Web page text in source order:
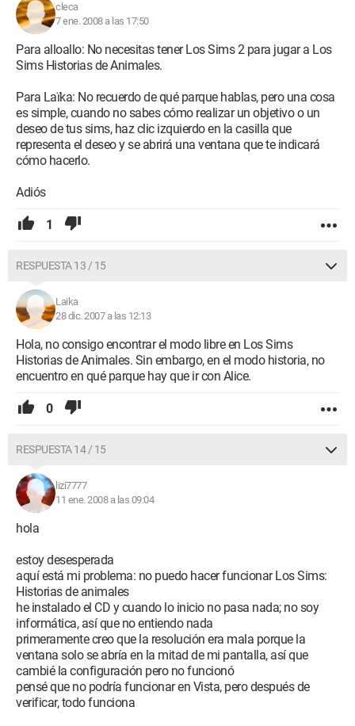
cleca
7 ene. 2008 a las 17:50
Para alloallo: No necesitas tener Los Sims 2 para jugar a Los
Sims Historias de Animales.
Para Laïka: No recuerdo de qué parque hablas, pero una cosa
es simple, cuando no sabes cómo realizar un objetivo o un
deseo de tus sims, haz clic izquierdo en la casilla que
representa el deseo y se abrirá una ventana que te indicará
cómo hacerlo.
Adiós
1
RESPUESTA 13 / 15
Laika
28 dic. 2007 a las 12:13
Hola, no consigo encontrar el modo libre en Los Sims
Historias de Animales. Sin embargo, en el modo historia, no
encuentro en qué parque hay que ir con Alice.
0
RESPUESTA 14 / 15
lizi7777
11 ene. 2008 a las 09:04
hola
estoy desesperada
aquí está mi problema: no puedo hacer funcionar Los Sims:
Historias de animales
he instalado el CD y cuando lo inicio no pasa nada; no soy
informática, así que no entiendo nada
primeramente creo que la resolución era mala porque la
ventana solo se abría en la mitad de mi pantalla, así que
cambié la configuración pero no funcionó
pensé que no podría funcionar en Vista, pero después de
verificar, todo funciona